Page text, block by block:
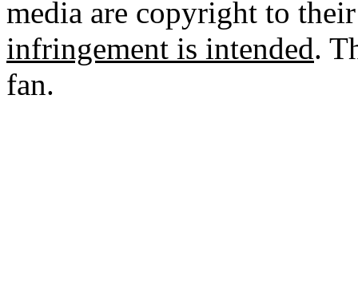
media are copyright to
infringement is intended.
fan.